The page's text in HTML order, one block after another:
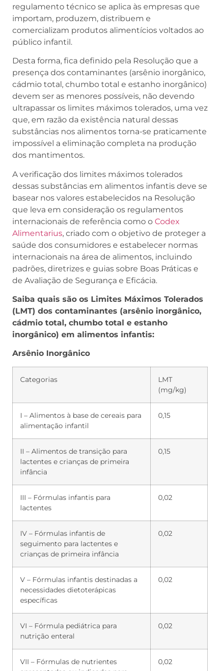
regulamento técnico se aplica às empresas que
importam, produzem, distribuem e
comercializam produtos alimentícios voltados ao
público infantil.
Desta forma, fica definido pela Resolução que a
presença dos contaminantes (arsênio inorgânico,
cádmio total, chumbo total e estanho inorgânico)
devem ser as menores possíveis, não devendo
ultrapassar os limites máximos tolerados, uma vez
que, em razão da existência natural dessas
substâncias nos alimentos torna-se praticamente
impossível a eliminação completa na produção
dos mantimentos.
A verificação dos limites máximos tolerados
dessas substâncias em alimentos infantis deve se
basear nos valores estabelecidos na Resolução
que leva em consideração os regulamentos
internacionais de referência como o Codex
Alimentarius, criado com o objetivo de proteger a
saúde dos consumidores e estabelecer normas
internacionais na área de alimentos, incluindo
padrões, diretrizes e guias sobre Boas Práticas e
de Avaliação de Segurança e Eficácia.
Saiba quais são os Limites Máximos Tolerados
(LMT) dos contaminantes (arsênio inorgânico,
cádmio total, chumbo total e estanho
inorgânico) em alimentos infantis:
Arsênio Inorgânico
Categorias
LMT
(mg/kg)
I – Alimentos à base de cereais para
alimentação infantil
0,15
II – Alimentos de transição para
lactentes e crianças de primeira
infância
0,15
III – Fórmulas infantis para
lactentes
0,02
IV – Fórmulas infantis de
seguimento para lactentes e
crianças de primeira infância
0,02
V – Fórmulas infantis destinadas a
necessidades dietoterápicas
específicas
0,02
VI – Fórmula pediátrica para
nutrição enteral
0,02
VII – Fórmulas de nutrientes
0,02